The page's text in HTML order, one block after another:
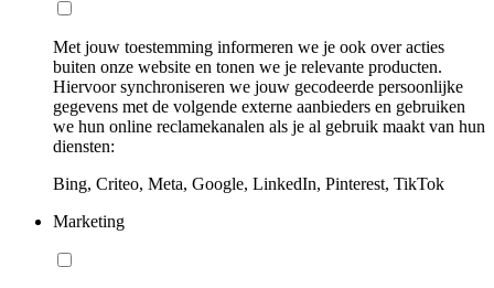
Met jouw toestemming informeren we je ook over acties
buiten onze website en tonen we je relevante producten.
Hiervoor synchroniseren we jouw gecodeerde persoonlijke
gegevens met de volgende externe aanbieders en gebruiken
we hun online reclamekanalen als je al gebruik maakt van hun
diensten:
Bing, Criteo, Meta, Google, LinkedIn, Pinterest, TikTok
Marketing